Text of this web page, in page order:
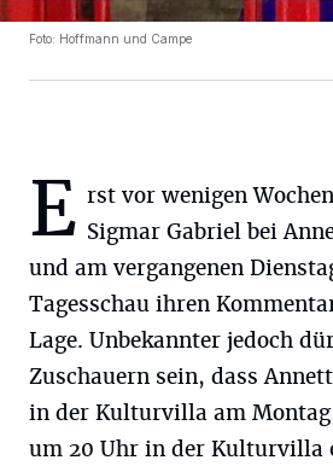
Foto: Hoffmann und Campe
E rst vor wenigen
Sigmar Gabriel bei
und am vergangenen
Tagesschau ihren
Lage. Unbekannter jedoch
Zuschauern sein, dass
in der Kulturvilla am
um 20 Uhr in der Kulturvilla